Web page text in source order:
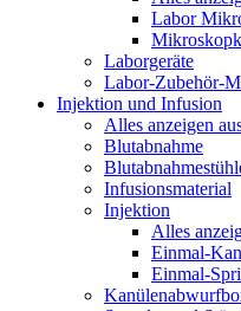
Labor
Laborgeräte
Labor-Zubehör-
Injektion und Infusion
Alles anzeigen
Blutabnahme
Infusionsmaterial
Injektion
Alles
Einmal-
Einmal-